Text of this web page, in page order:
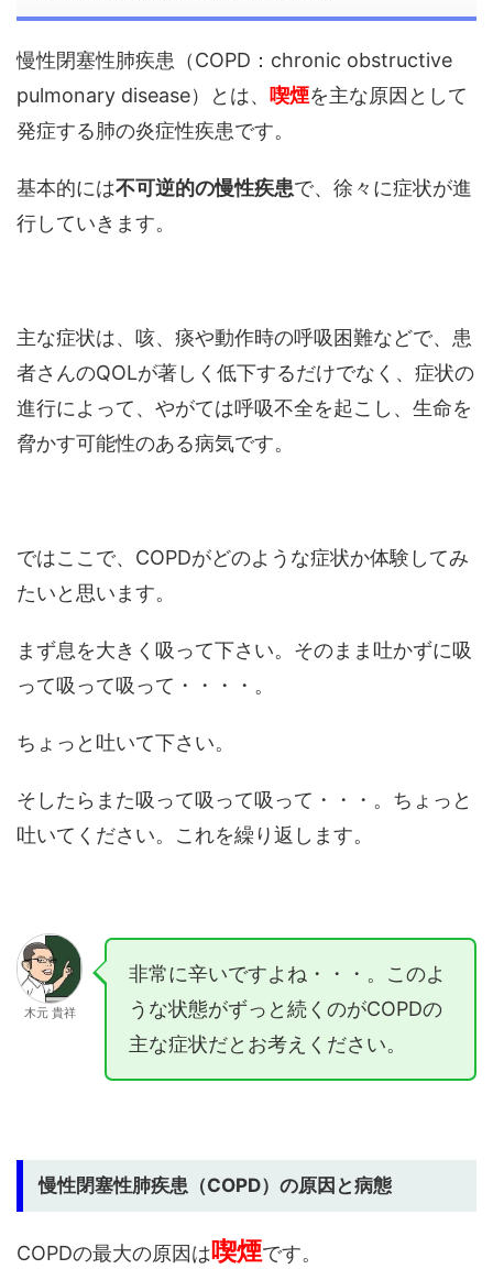
慢性閉塞性肺疾患（COPD：chronic obstructive
pulmonary disease）とは、 喫煙を主な原因として
発症する肺の炎症性疾患です。
基本的には不可逆的の慢性疾患で、徐々に症状が進
行していきます。
主な症状は、咳、痰や動作時の呼吸困難などで、患
者さんのQOLが著しく低下するだけでなく、症状の
進行によって、やがては呼吸不全を起こし、生命を
脅かす可能性のある病気です。
ではここで、COPDがどのような症状か体験してみ
たいと思います。
まず息を大きく吸って下さい。そのまま吐かずに吸
って吸って吸って・・・・。
ちょっと吐いて下さい。
そしたらまた吸って吸って吸って・・・。ちょっと
吐いてください。これを繰り返します。
木元 貴祥
非常に辛いですよね・・・。このよ
うな状態がずっと続くのがCOPDの
主な症状だとお考えください。
慢性閉塞性肺疾患（COPD）の原因と病態
COPDの最大の原因は喫煙です。